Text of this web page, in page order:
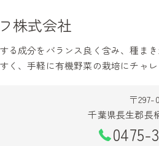
株式会社
る成分をバランス良く含み、種ま
く、手軽に有機野菜の栽培にチャレ
〒297-
千葉県長生郡長
0475-